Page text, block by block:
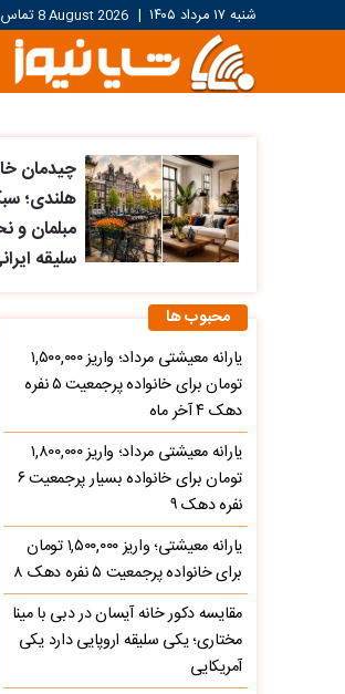
شنبه ۱۷ مرداد ۱۴۰۵ |
8 August 2026تماس
چیدمان
هلندی؛
مبلمان و
سلیقه
محبوب ها
یارانه معیشتی مرداد؛ واریز ۱,۵۰۰,۰۰۰
تومان برای خانواده پرجمعیت ۵ نفره
دهک ۴ آخر ماه
یارانه معیشتی مرداد؛ واریز ۱,۸۰۰,۰۰۰
تومان برای خانواده بسیار پرجمعیت ۶
نفره دهک ۹
یارانه معیشتی؛ واریز ۱,۵۰۰,۰۰۰ تومان
برای خانواده پرجمعیت ۵ نفره دهک ۸
مقایسه دکور خانه آیسان در دبی با مینا
مختاری؛ یکی سلیقه اروپایی دارد یکی
آمریکایی